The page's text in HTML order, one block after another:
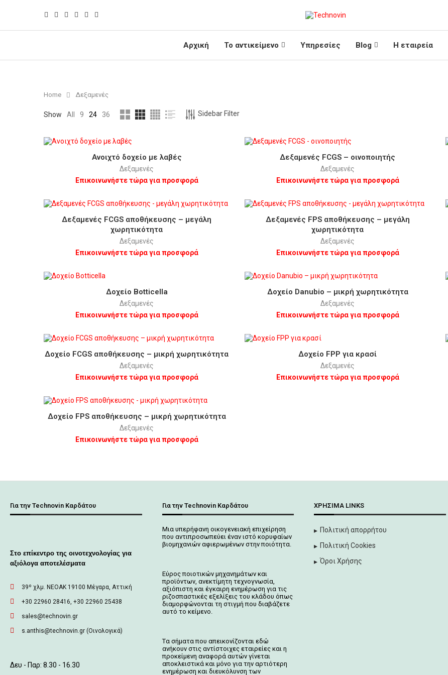
Αρχική Το αντικείμενο Υπηρεσίες Blog Η εταιρεία
Home Δεξαμενές
Show All 9 24 36 Sidebar Filter
Ανοιχτό δοχείο με λαβές
Δεξαμενές
Επικοινωνήστε τώρα για προσφορά
Δεξαμενές FCGS – οινοποιητής
Δεξαμενές
Επικοινωνήστε τώρα για προσφορά
Δεξαμενές FCGS αποθήκευσης – μεγάλη
χωρητικότητα
Δεξαμενές
Επικοινωνήστε τώρα για προσφορά
Δεξαμενές FPS αποθήκευσης – μεγάλη
χωρητικότητα
Δεξαμενές
Επικοινωνήστε τώρα για προσφορά
Δοχείο Botticella
Δεξαμενές
Επικοινωνήστε τώρα για προσφορά
Δοχείο Danubio – μικρή χωρητικότητα
Δεξαμενές
Επικοινωνήστε τώρα για προσφορά
Δοχείο FCGS αποθήκευσης – μικρή χωρητικότητα
Δεξαμενές
Επικοινωνήστε τώρα για προσφορά
Δοχείο FPP για κρασί
Δεξαμενές
Επικοινωνήστε τώρα για προσφορά
Δοχείο FPS αποθήκευσης – μικρή χωρητικότητα
Δεξαμενές
Επικοινωνήστε τώρα για προσφορά
Για την Technovin Καρδάτου
Στο επίκεντρο της οινοτεχνολογίας για
αξιόλογα αποτελέσματα
39º χλμ. ΝΕΟΑΚ 19100 Mέγαρα, Αττική
+30 22960 28416, +30 22960 25438
sales@technovin.gr
s.anthis@technovin.gr (Οινολογικά)
Δευ - Παρ: 8.30 - 16.30
Για την Technovin Καρδάτου
Μια υπερήφανη οικογενειακή επιχείρηση
που αντιπροσωπεύει έναν ιστό κορυφαίων
βιομηχανιών αφιερωμένων στην ποιότητα.
Εύρος ποιοτικών μηχανημάτων και
προϊόντων, ανεκτίμητη τεχνογνωσία,
αξιόπιστη και έγκαιρη ενημέρωση για τις
ριζοσπαστικές εξελίξεις του κλάδου όπως
διαμορφώνονται τη στιγμή που διαβάζετε
αυτό το κείμενο.
Tα σήματα που απεικονίζονται εδώ
ανήκουν στις αντίστοιχες εταιρείες και η
προκείμενη αναφορά αυτών γίνεται
αποκλειστικά και μόνο για την αρτιότερη
ενημέρωση και διευκόλυνση των
ΧΡΉΣΙΜΑ LINKS
Πολιτική απορρήτου
Πολιτική Cookies
Όροι Χρήσης